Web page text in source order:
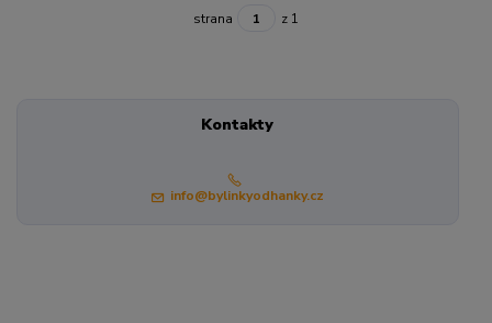
strana z 1
Kontakty
info@bylinkyodhanky.cz